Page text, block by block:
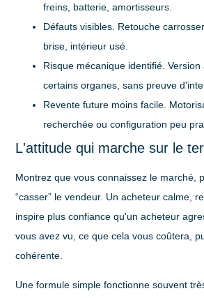
freins, batterie, amortisseurs.
Défauts visibles . Retouche
brise, intérieur usé.
Risque mécanique identifié .
certains organes, sans preuve
Revente future moins facile .
recherchée ou configuration peu
L'attitude qui marche sur le
Montrez que vous connaissez le marché,
“casser” le vendeur. Un acheteur calme,
inspire plus confiance qu'un acheteur
vous avez vu, ce que cela vous coûtera,
cohérente.
Une formule simple fonctionne souvent